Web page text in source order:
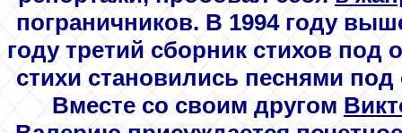
пограничников. В 1994 году
году третий сборник стихов
стихи становились песнями
Вместе со своим другом